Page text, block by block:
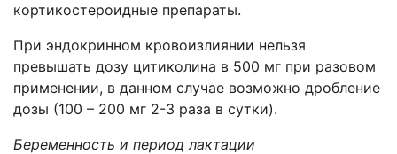
кортикостероидные препараты.
При эндокринном кровоизлиянии нельзя
превышать дозу цитиколина в 500 мг при разовом
применении, в данном случае возможно дробление
дозы (100 – 200 мг 2-3 раза в сутки).
Беременность и период лактации